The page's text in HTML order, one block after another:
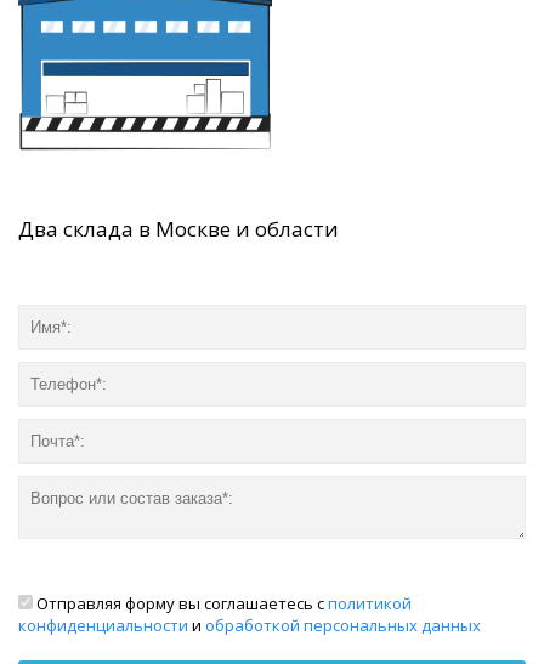
Два склада в Москве и области
Отправляя форму вы соглашаетесь сполитикой
конфиденциальности и обработкой персональных данных